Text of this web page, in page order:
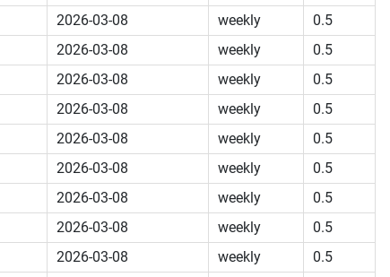
2026-03-08 weekly
0.5
2026-03-08 weekly
0.5
2026-03-08 weekly
0.5
2026-03-08 weekly
0.5
2026-03-08 weekly
0.5
2026-03-08 weekly
0.5
2026-03-08 weekly
0.5
2026-03-08 weekly
0.5
2026-03-08 weekly
0.5